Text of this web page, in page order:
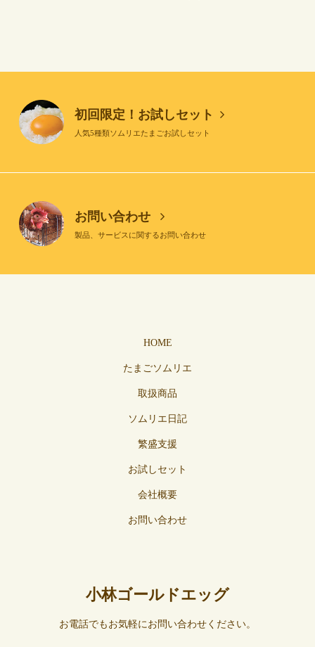
初回限定！お試しセット
人気5種類ソムリエたまごお試しセット
お問い合わせ
製品、サービスに関するお問い合わせ
HOME
たまごソムリエ
取扱商品
ソムリエ日記
繁盛支援
お試しセット
会社概要
お問い合わせ
小林ゴールドエッグ
お電話でもお気軽にお問い合わせください。